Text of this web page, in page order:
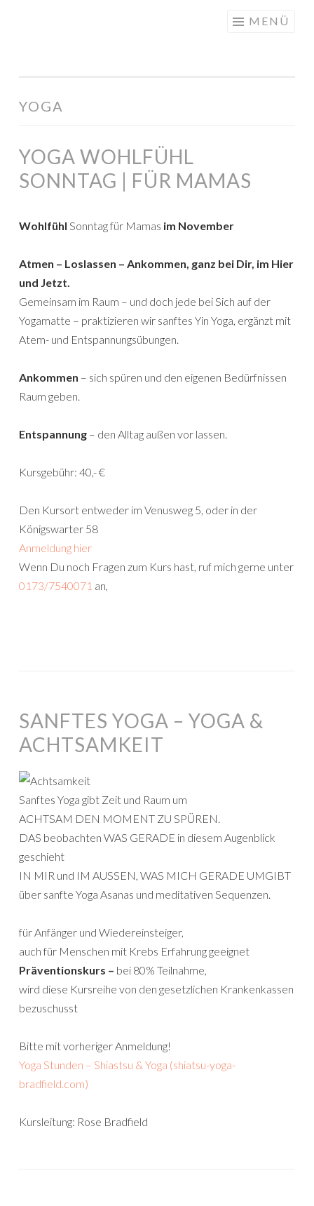
MENÜ
YOGA
YOGA WOHLFÜHL
SONNTAG | FÜR MAMAS
Wohlfühl Sonntag für Mamas im November
Atmen – Loslassen – Ankommen, ganz bei Dir, im Hier
und Jetzt.
Gemeinsam im Raum – und doch jede bei Sich auf der
Yogamatte – praktizieren wir sanftes Yin Yoga, ergänzt mit
Atem- und Entspannungsübungen.
Ankommen – sich spüren und den eigenen Bedürfnissen
Raum geben.
Entspannung – den Alltag außen vor lassen.
Kursgebühr: 40,- €
Den Kursort entweder im Venusweg 5, oder in der
Königswarter 58
Anmeldung hier
Wenn Du noch Fragen zum Kurs hast, ruf mich gerne unter
0173/7540071 an,
SANFTES YOGA – YOGA &
ACHTSAMKEIT
Sanftes Yoga gibt Zeit und Raum um
ACHTSAM DEN MOMENT ZU SPÜREN.
DAS beobachten WAS GERADE in diesem Augenblick
geschieht
IN MIR und IM AUSSEN, WAS MICH GERADE UMGIBT
über sanfte Yoga Asanas und meditativen Sequenzen.
für Anfänger und Wiedereinsteiger,
auch für Menschen mit Krebs Erfahrung geeignet
Präventionskurs – bei 80% Teilnahme,
wird diese Kursreihe von den gesetzlichen Krankenkassen
bezuschusst
Bitte mit vorheriger Anmeldung!
Yoga Stunden – Shiastsu & Yoga (shiatsu-yoga-
bradfield.com)
Kursleitung: Rose Bradfield